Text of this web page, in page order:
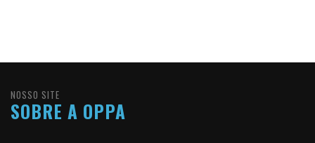
NOSSO SITE
SOBRE A OPPA